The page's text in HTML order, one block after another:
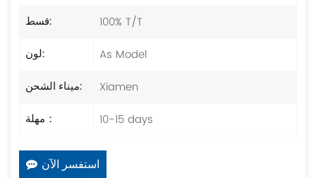
قسط:
100% T/T
لون:
As Model
ميناء الشحن:
Xiamen
مهلة：
10-15 days
استفسر الآن